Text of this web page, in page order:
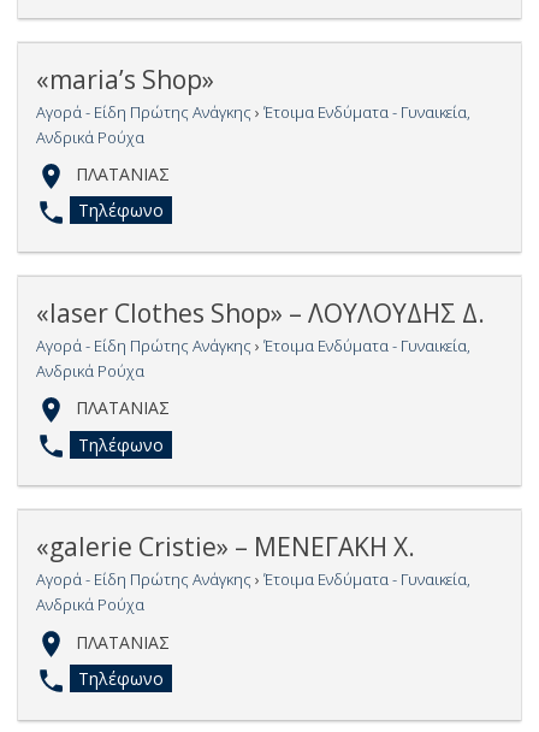
«maria’s Shop»
Αγορά - Είδη Πρώτης Ανάγκης › Έτοιμα Ενδύματα - Γυναικεία,
Ανδρικά Ρούχα
ΠΛΑΤΑΝΙΑΣ
Τηλέφωνο
«laser Clothes Shop» – ΛΟΥΛΟΥΔΗΣ Δ.
Αγορά - Είδη Πρώτης Ανάγκης › Έτοιμα Ενδύματα - Γυναικεία,
Ανδρικά Ρούχα
ΠΛΑΤΑΝΙΑΣ
Τηλέφωνο
«galerie Cristie» – ΜΕΝΕΓΑΚΗ Χ.
Αγορά - Είδη Πρώτης Ανάγκης › Έτοιμα Ενδύματα - Γυναικεία,
Ανδρικά Ρούχα
ΠΛΑΤΑΝΙΑΣ
Τηλέφωνο